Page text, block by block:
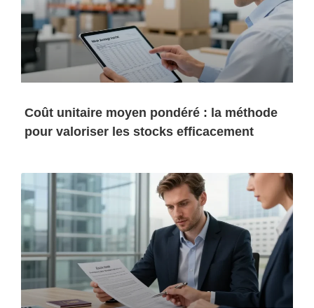
Coût unitaire moyen pondéré : la méthode
pour valoriser les stocks efficacement